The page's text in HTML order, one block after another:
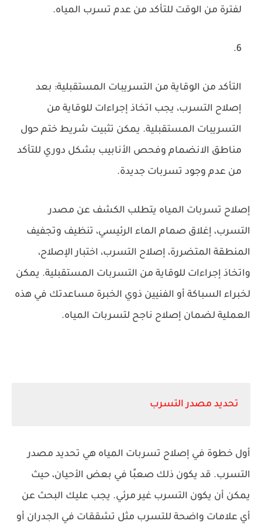
لفترة من الوقت للتأكد من عدم تسرب المياه.
التأكد من الوقاية من التسريبات المستقبلية: بعد
إصلاح التسرب، يجب اتخاذ إجراءات للوقاية من
التسريبات المستقبلية. يمكن تثبيت شريط ختم حول
مناطق الانضمام وفحص الأنابيب بشكل دوري للتأكد
من عدم وجود تسربات جديدة.
إصلاح تسربات المياه يتطلب الكشف عن مصدر
التسرب، إغلاق صمام الماء الرئيسي، تنظيف وتجفيف
المنطقة المتضررة، إصلاح التسرب، اختبار الإصلاح،
واتخاذ إجراءات للوقاية من التسربات المستقبلية. يمكن
لخبراء السباكة أو الفنيين ذوي الخبرة مساعدتك في هذه
العملية لضمان إصلاح ناجح لتسربات المياه.
تحديد مصدر التسرب
أول خطوة في إصلاح تسربات المياه هي تحديد مصدر
التسرب. قد يكون ذلك صعبًا في بعض الأحيان، حيث
يمكن أن يكون التسرب غير مرئي. يجب عليك البحث عن
أي علامات واضحة للتسرب مثل تشققات في الجدران أو